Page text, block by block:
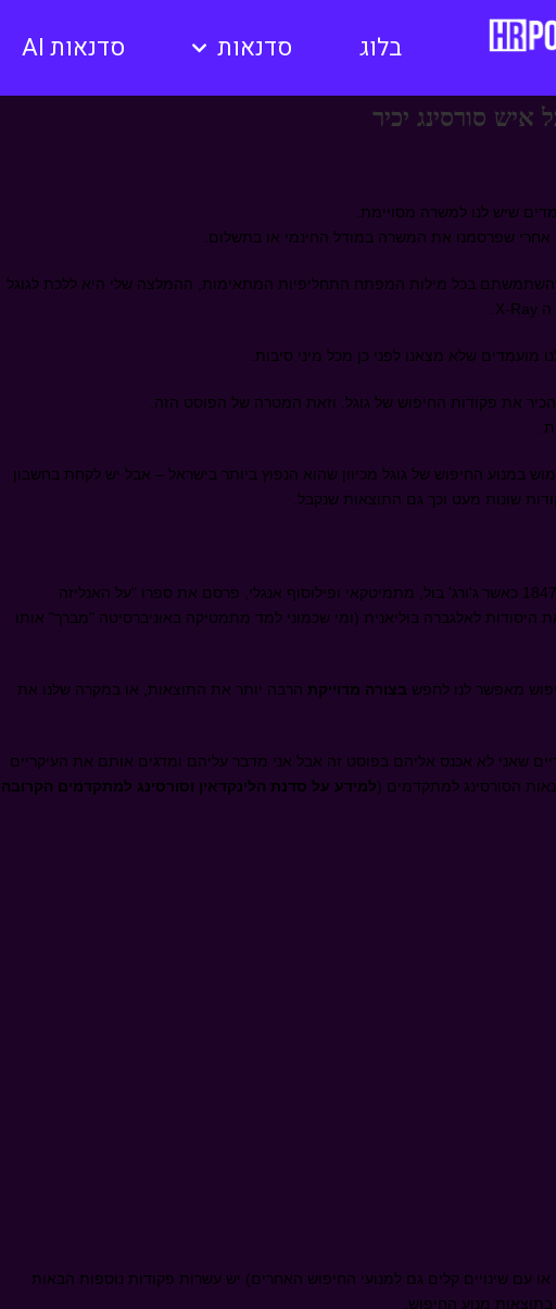
בלוג סדנאות סדנאות AI
שיש לנו למשרה מסויימת.
אחרי שפרסמנו את המשרה במודל החינמי או בתשלום.
בכל מילות המפתח התחליפיות המתאימות, ההמלצה שלי היא ללכת לגוגל
ה X-Ray
מועמדים שלא מצאנו לפני כן מכל מיני סיבות.
את פקודות החיפוש של גוגל. וזאת המטרה של הפוסט הזה.
במנוע החיפוש של גוגל מכיוון שהוא הנפוץ ביותר בישראל – אבל יש לקחת בחשבון
שונות מעט וכך גם התוצאות שנקבל.
ג'ורג' בול, מתמיטקאי ופילוסוף אנגלי, פרסם את ספרו "על האנליזה
היסודות לאלגברה בוליאנית (ומי שכמוני למד מתמטיקה באוניברסיטה "מברך" אותו
מאפשר לנו לחפש בצורה מדוייקת הרבה יותר את התוצאות, או במקרה שלנו את
6 אופרטורים עיקריים שאני לא אכנס אליהם בפוסט זה אבל אני מדבר עליהם ומדגים אותם את העיקריים
הסורסינג למתקדמים (למידע על סדנת הלינקדאין וסורסינג למתקדמים הקרובה
עם שינויים קלים גם למנועי החיפוש האחרים) יש עשרות פקודות נוספות הבאות
מנוע החיפוש.